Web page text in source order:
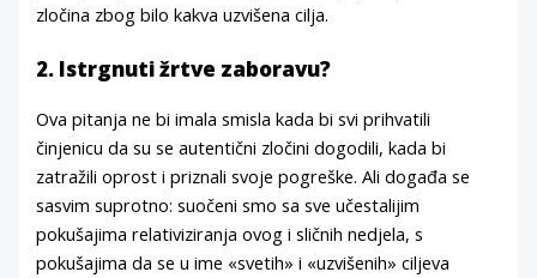
zločina zbog bilo kakva uzvišena cilja.
2. Istrgnuti žrtve zaboravu?
Ova pitanja ne bi imala smisla kada bi svi prihvatili
činjenicu da su se autentični zločini dogodili, kada bi
zatražili oprost i priznali svoje pogreške. Ali događa se
sasvim suprotno: suočeni smo sa sve učestalijim
pokušajima relativiziranja ovog i sličnih nedjela, s
pokušajima da se u ime «svetih» i «uzvišenih» ciljeva